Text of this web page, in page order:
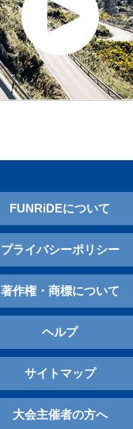
FUNRiDEについて
プライバシーポリシー
著作権・商標について
ヘルプ
サイトマップ
大会主催者の方へ